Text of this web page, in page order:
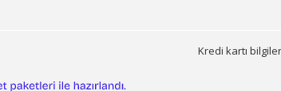
Kredi kartı
e-